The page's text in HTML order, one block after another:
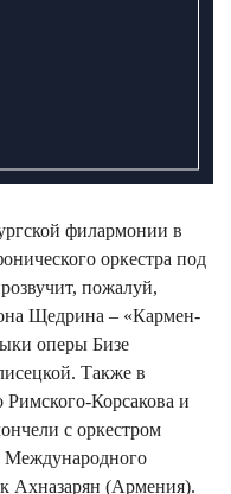
филармонии в
оркестра под
пожалуй,
Щедрина – «Кармен-
оперы Бизе
Также в
Корсакова и
с оркестром
Международного
Ахназарян (Армения).